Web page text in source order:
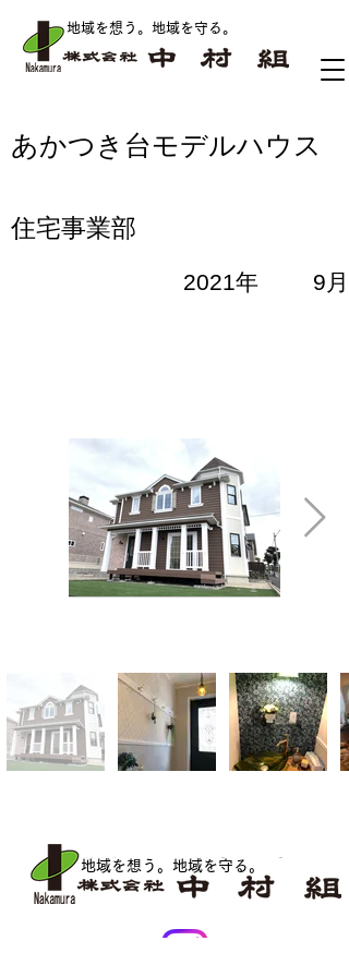
地域を想う。地域を守る 。
あかつき台モデルハウス
住宅事業部
2021年 9月
地域を想う。地域を守る 。